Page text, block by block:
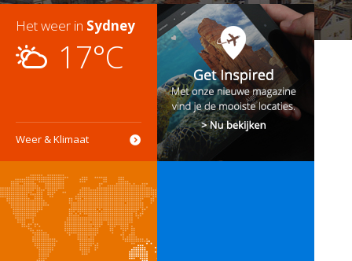
Het weer in Sydney
17°C
Weer & Klimaat